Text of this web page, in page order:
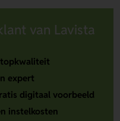
van Lavista
expert
digitaal voorbeeld
instelkosten